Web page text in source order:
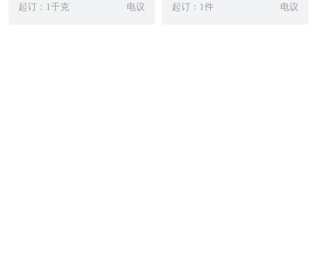
起订：1千克 电议 起订：1件 电议